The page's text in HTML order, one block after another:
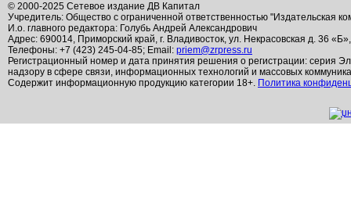
© 2000-2025 Сетевое издание ДВ Капитал
Учредитель: Общество с ограниченной ответственностью "Издательская
И.о. главного редактора: Голубь Андрей Александрович
Адрес: 690014, Приморский край, г. Владивосток, ул. Некрасовская д. 36
Телефоны: +7 (423) 245-04-85; Email: priem@zrpress.ru
Регистрационный номер и дата принятия решения о регистрации: серия
надзору в сфере связи, информационных технологий и массовых
Содержит информационную продукцию категории 18+. Политика